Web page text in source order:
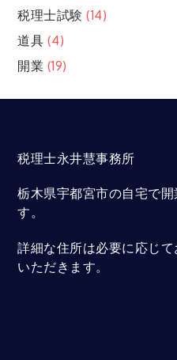
税理士試験 (14)
道具 (4)
開業 (19)
税理士永井慧事務所
栃木県宇都宮市の自宅で
詳細な住所は必要に応じ
いただきます。